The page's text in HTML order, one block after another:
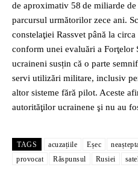
de aproximativ 58 de miliarde
parcursul următorilor zece ani.
constelaţiei Rassvet până la
conform unei evaluări a Forţelor
ucraineni susțin că o parte
servi utilizări militare, inclusiv
altor sisteme fără pilot. Aceste
autorităţilor ucrainene şi nu au
TAGS acuzațiile Eșec
provocat
Răspunsul Rusiei